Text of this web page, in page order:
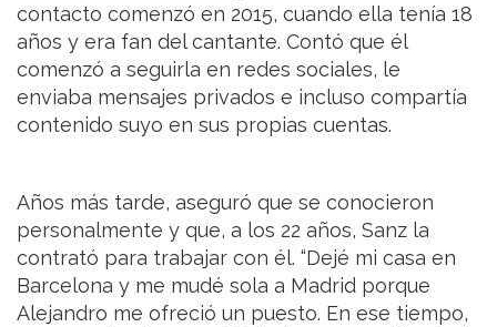
contacto comenzó en 2015, cuando ella tenía 18
años y era fan del cantante. Contó que él
comenzó a seguirla en redes sociales, le
enviaba mensajes privados e incluso compartía
contenido suyo en sus propias cuentas.
Años más tarde, aseguró que se conocieron
personalmente y que, a los 22 años, Sanz la
contrató para trabajar con él. “Dejé mi casa en
Barcelona y me mudé sola a Madrid porque
Alejandro me ofreció un puesto. En ese tiempo,